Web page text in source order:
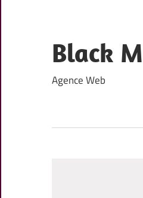
content
Black
Agence Web